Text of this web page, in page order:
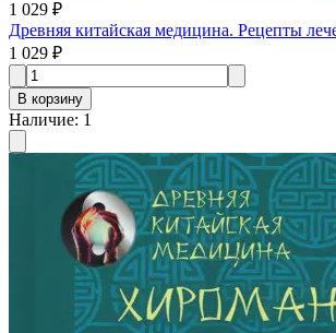
1 029 ₽
Древняя китайская медицина. Рецепты
1 029 ₽
В корзину
Наличие: 1